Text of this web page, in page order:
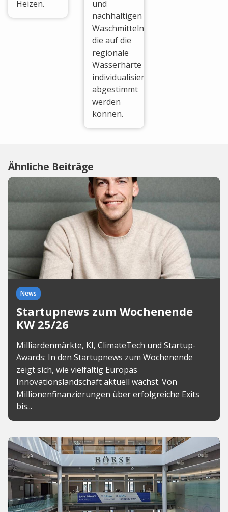
Heizen.
und
nachhaltigen
Waschmitteln,
die auf die
regionale
Wasserhärte
individualisiert
abgestimmt
werden
können.
Ähnliche Beiträge
News
Startupnews zum Wochenende
KW 25/26
Milliardenmärkte, KI, ClimateTech und Startup-
Awards: In den Startupnews zum Wochenende
zeigt sich, wie vielfältig Europas
Innovationslandschaft aktuell wächst. Von
Millionenfinanzierungen über erfolgreiche Exits
bis...